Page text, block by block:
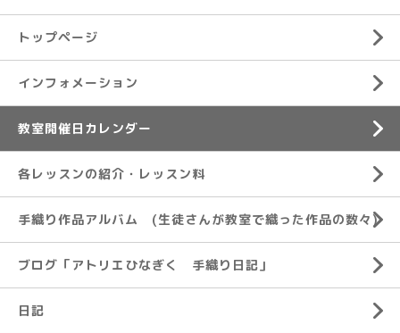
トップページ
インフォメーション
教室開催日カレンダー
各レッスンの紹介・レッスン料
手織り作品アルバム (生徒さんが教室で織った作品の数々)
ブログ「アトリエひなぎく 手織り日記」
日記